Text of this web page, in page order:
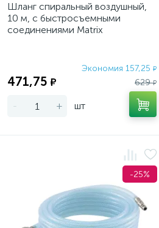
Шланг спиральный воздушный,
10 м, с быстросъемными
соединениями Matrix
Экономия 157,25 ₽
471,75 ₽ 629₽
- + шт
-25%